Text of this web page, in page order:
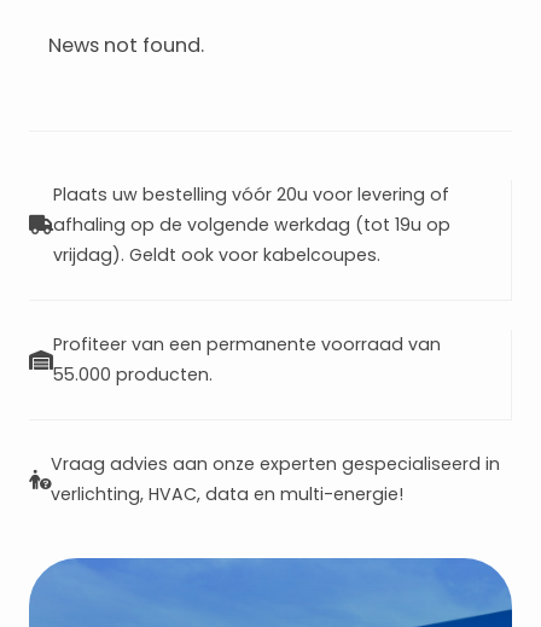
News not found.
Plaats uw bestelling vóór 20u voor levering of
afhaling op de volgende werkdag (tot 19u op
vrijdag). Geldt ook voor kabelcoupes.
Profiteer van een permanente voorraad van
55.000 producten.
Vraag advies aan onze experten gespecialiseerd in
verlichting, HVAC, data en multi-energie!